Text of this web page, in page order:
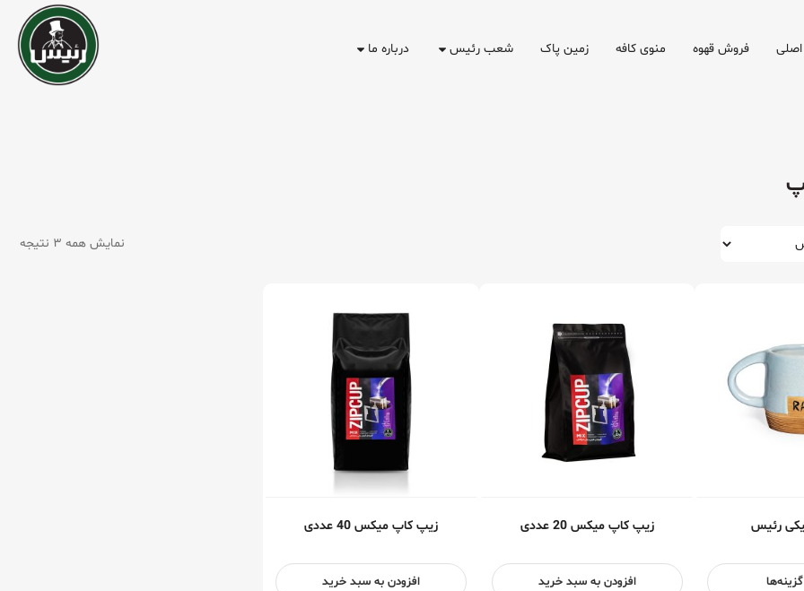
فروش قهوه منوی کافه زمین پاک شعب رئیس درباره ما
نمایش همه 3 نتیجه
رئیس زیپ کاپ میکس 20 عددی
افزودن به سبد خرید
زیپ کاپ میکس 40 عددی
افزودن به سبد خرید